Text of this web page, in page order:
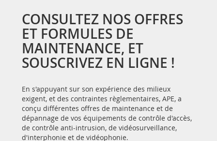
CONSULTEZ NOS OFFRES
ET FORMULES DE
MAINTENANCE, ET
SOUSCRIVEZ EN LIGNE !
En s'appuyant sur son expérience des milieux
exigent, et des contraintes règlementaires, APE, a
conçu différentes offres de maintenance et de
dépannage de vos équipements de contrôle d'accès,
de contrôle anti-intrusion, de vidéosurveillance,
d'interphonie et de vidéophonie.